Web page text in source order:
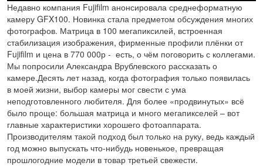
Недавно компания Fujifilm анонсировала среднеформатную
камеру GFX100. Новинка стала предметом обсуждения многих
фотографов. Матрица в 100 мегапиксилей, встроенная
стабилизация изображения, фирменные профили плёнки от
Fujifilm и цена в 770 000р - есть, о чём поговорить с коллегами.
Мы попросили Александра Врублевского рассказать о
камере.Десять лет назад, когда фотография только появилась
в моей жизни, выбор камеры мог свести с ума
неподготовленного любителя. Для более «продвинутых» всё
было проще: большая матрица и много мегапикселей – вот
главные характеристики хорошего фотоаппарата.
Производителям такой подход был только на руку, ведь каждый
год можно выпускать что-нибудь новенькое, превращая
прошлогодние модели в товар третьей свежести.